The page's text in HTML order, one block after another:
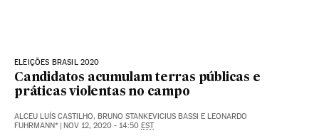
ELEIÇÕES BRASIL 2020
Candidatos acumulam terras públicas e
práticas violentas no campo
ALCEU LUÍS CASTILHO, BRUNO STANKEVICIUS BASSI E LEONARDO
FUHRMANN*
NOV 12, 2020 - 14:50 EST